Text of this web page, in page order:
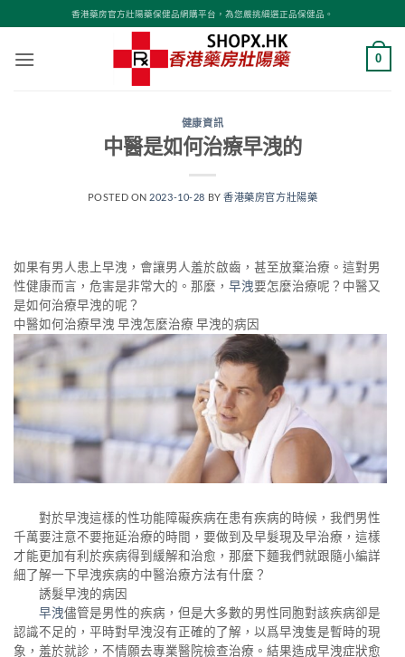
to
content
香港藥房官方壯陽藥保健品網購平台，為您嚴挑細選正品保健品。
0
健康資訊
中醫是如何治療早洩的
POSTED ON 2023-10-28 BY香港藥房官方壯陽藥
如果有男人患上早洩，會讓男人羞於啟齒，甚至放棄治療。這對男
性健康而言，危害是非常大的。那麼， 早洩要怎麼治療呢？中醫又
是如何治療早洩的呢？
中醫如何治療早洩 早洩怎麼治療 早洩的病因
對於早洩這樣的性功能障礙疾病在患有疾病的時候，我們男性
千萬要注意不要拖延治療的時間，要做到及早髮現及早治療，這樣
才能更加有利於疾病得到緩解和治愈，那麼下麵我們就跟隨小編詳
細了解一下早洩疾病的中醫治療方法有什麼？
誘髮早洩的病因
早洩儘管是男性的疾病，但是大多數的男性同胞對該疾病卻是
認識不足的，平時對早洩沒有正確的了解，以爲早洩隻是暫時的現
象，羞於就診，不情願去專業醫院檢查治療。結果造成早洩症狀愈